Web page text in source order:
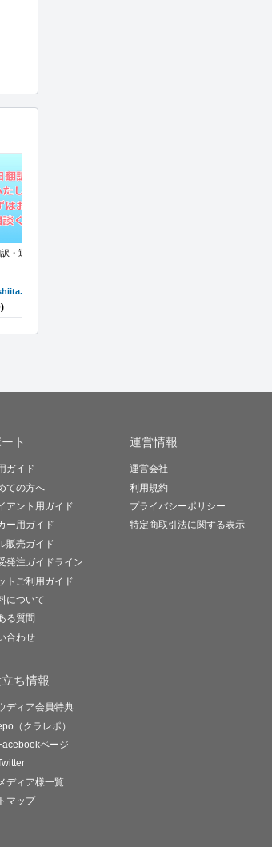
・通訳いたし
ト
ガイド
ての方へ
アント用ガイド
ー用ガイド
販売ガイド
発注ガイドライン
トご利用ガイド
について
る質問
合わせ
ち情報
ディア会員特典
（クラレポ）
ページ
ディア様一覧
マップ
運営情報
運営会社
利用規約
プライバシーポリシー
特定商取引法に関する表示